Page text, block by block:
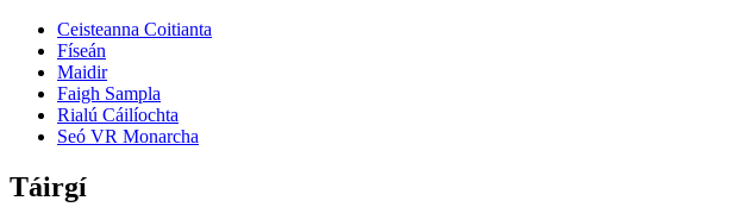
Ceisteanna Coitianta
Físeán
Maidir
Faigh Sampla
Rialú Cáilíochta
Seó VR Monarcha
Táirgí